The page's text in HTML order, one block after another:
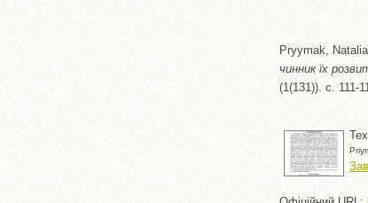
Pryymak, Natalia
чинник їх
(1(131)). с. 111-